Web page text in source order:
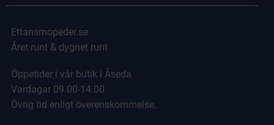
Ettansmopeder.se
Året runt & dygnet runt
Öppetider i vår butik i Åseda
Vardagar 09.00-14.00
Övrig tid enligt överenskommelse.